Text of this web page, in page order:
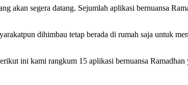
akan segera datang. Sejumlah aplikasi bernuansa
dihimbau tetap berada di rumah saja untuk
ini kami rangkum 15 aplikasi bernuansa Ramadhan